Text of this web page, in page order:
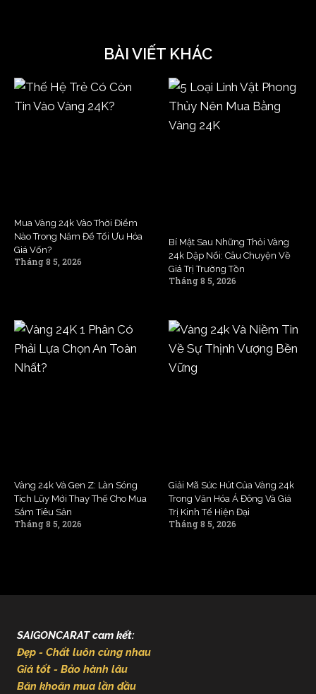
BÀI VIẾT KHÁC
Mua Vàng 24k Vào Thời Điểm
Nào Trong Năm Để Tối Ưu Hóa
Giá Vốn?
Tháng 8 5, 2026
Bí Mật Sau Những Thỏi Vàng
24k Dập Nổi: Câu Chuyện Về
Giá Trị Trường Tồn
Tháng 8 5, 2026
Vàng 24k Và Gen Z: Làn Sóng
Tích Lũy Mới Thay Thế Cho Mua
Sắm Tiêu Sản
Tháng 8 5, 2026
Giải Mã Sức Hút Của Vàng 24k
Trong Văn Hóa Á Đông Và Giá
Trị Kinh Tế Hiện Đại
Tháng 8 5, 2026
SAIGONCARAT cam kết:
Đẹp - Chất luôn cùng nhau
Giá tốt - Bảo hành lâu
Băn khoăn mua lần đầu